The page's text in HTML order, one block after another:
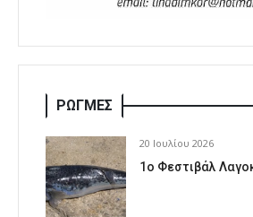
ΡΩΓΜΕΣ
20 Ιουλίου 2026
1o Φεστιβάλ